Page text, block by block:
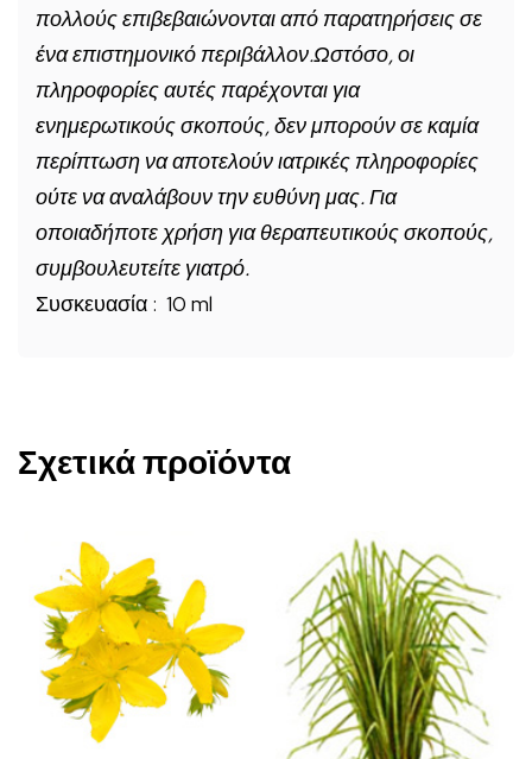
πολλούς επιβεβαιώνονται από παρατηρήσεις σε
ένα επιστημονικό περιβάλλον.Ωστόσο, οι
πληροφορίες αυτές παρέχονται για
ενημερωτικούς σκοπούς, δεν μπορούν σε καμία
περίπτωση να αποτελούν ιατρικές πληροφορίες
ούτε να αναλάβουν την ευθύνη μας. Για
οποιαδήποτε χρήση για θεραπευτικούς σκοπούς,
συμβουλευτείτε γιατρό.
Συσκευασία : 10 ml
Σχετικά προϊόντα